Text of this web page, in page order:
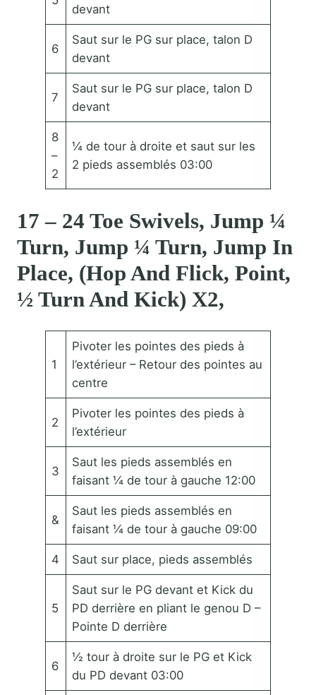
devant
6
Saut sur le PG sur place, talon D
devant
7
Saut sur le PG sur place, talon D
devant
8
–
2
¼ de tour à droite et saut sur les
2 pieds assemblés 03:00
17 – 24 Toe Swivels, Jump ¼
Turn, Jump ¼ Turn, Jump In
Place, (Hop And Flick, Point,
½ Turn And Kick) X2,
1
Pivoter les pointes des pieds à
l’extérieur – Retour des pointes au
centre
2
Pivoter les pointes des pieds à
l’extérieur
3
Saut les pieds assemblés en
faisant ¼ de tour à gauche 12:00
&
Saut les pieds assemblés en
faisant ¼ de tour à gauche 09:00
4 Saut sur place, pieds assemblés
5
Saut sur le PG devant et Kick du
PD derrière en pliant le genou D –
Pointe D derrière
6
½ tour à droite sur le PG et Kick
du PD devant 03:00